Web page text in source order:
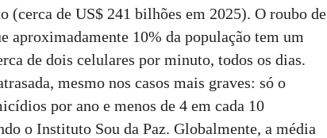
(cerca de US$ 241 bilhões em 2025). O roubo de
aproximadamente 10% da população tem um
de dois celulares por minuto, todos os dias.
mesmo nos casos mais graves: só o
por ano e menos de 4 em cada 10
o Instituto Sou da Paz. Globalmente, a média